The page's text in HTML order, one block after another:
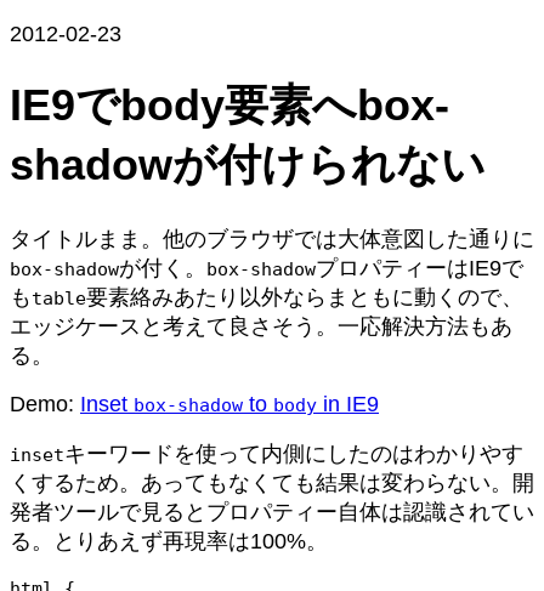
2012-02-23
IE9でbody要素へbox-
shadowが付けられない
タイトルまま。他のブラウザでは大体意図した通りに
box-shadowが付く。 box-shadowプロパティーはIE9で
もtable要素絡みあたり以外ならまともに動くので、
エッジケースと考えて良さそう。一応解決方法もあ
る。
Demo: Inset box-shadow to body in IE9
insetキーワードを使って内側にしたのはわかりやす
くするため。あってもなくても結果は変わらない。開
発者ツールで見るとプロパティー自体は認識されてい
る。とりあえず再現率は100%。